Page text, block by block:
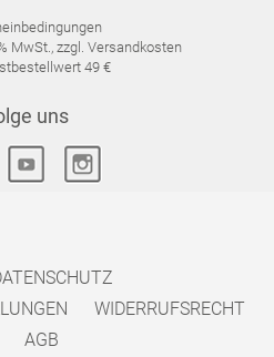
MwSt., zzgl. Versandkosten
49 €
uns
WIDERRUFSRECHT
AGB